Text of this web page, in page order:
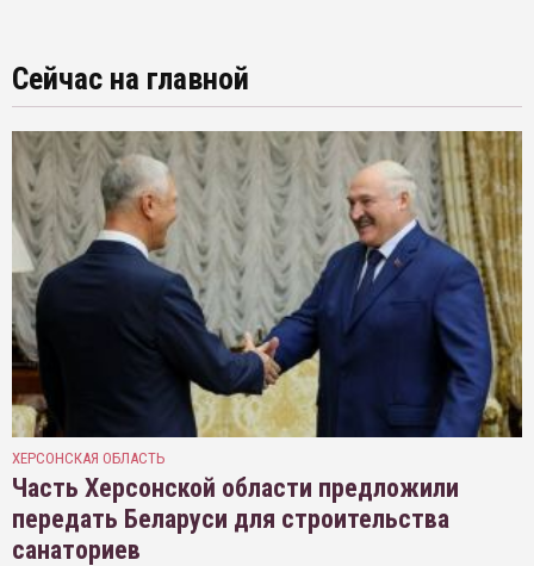
Сейчас на главной
ХЕРСОНСКАЯ ОБЛАСТЬ
Часть Херсонской области предложили
передать Беларуси для строительства
санаториев